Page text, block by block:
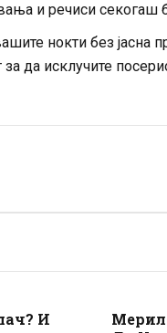
и речиси секогаш
нокти без јасна
да исклучите
И
Мерил